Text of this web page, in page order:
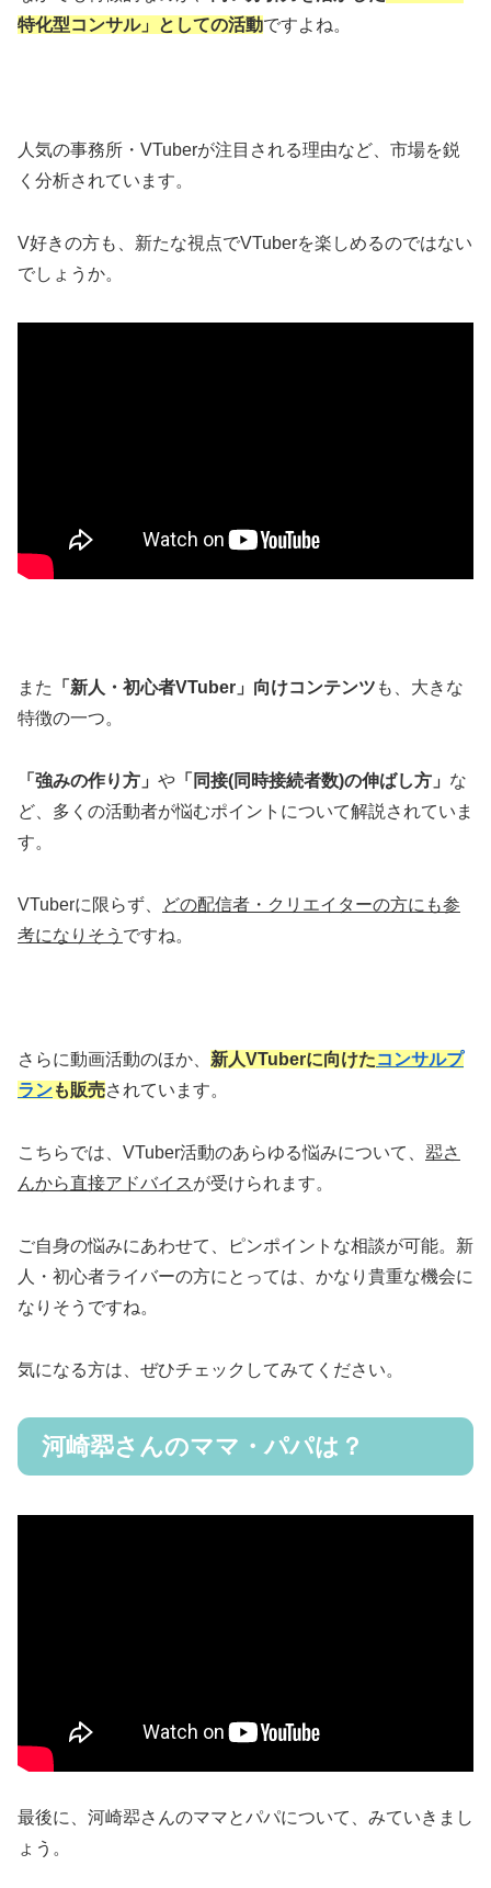
特化型コンサル」としての活動ですよね。
人気の事務所・VTuberが注目される理由など、市場を鋭
く分析されています。
V好きの方も、新たな視点でVTuberを楽しめるのではない
でしょうか。
また 「新人・初心者VTuber」向けコンテンツ も、大きな
特徴の一つ。
「強みの作り方」 や 「同接(同時接続者数)の伸ばし方」 な
ど、多くの活動者が悩むポイントについて解説されていま
す。
VTuberに限らず、
どの配信者・クリエイターの方にも参
考になりそう ですね。
さらに動画活動のほか、 新人VTuberに向けたコンサルプ
ランも販売されています。
こちらでは、VTuber活動のあらゆる悩みについて、 翆さ
んから直接アドバイスが受けられます。
ご自身の悩みにあわせて、ピンポイントな相談が可能。新
人・初心者ライバーの方にとっては、かなり貴重な機会に
なりそうですね。
気になる方は、ぜひチェックしてみてください。
河崎翆さんのママ・パパは？
最後に、河崎翆さんのママとパパについて、みていきまし
ょう。